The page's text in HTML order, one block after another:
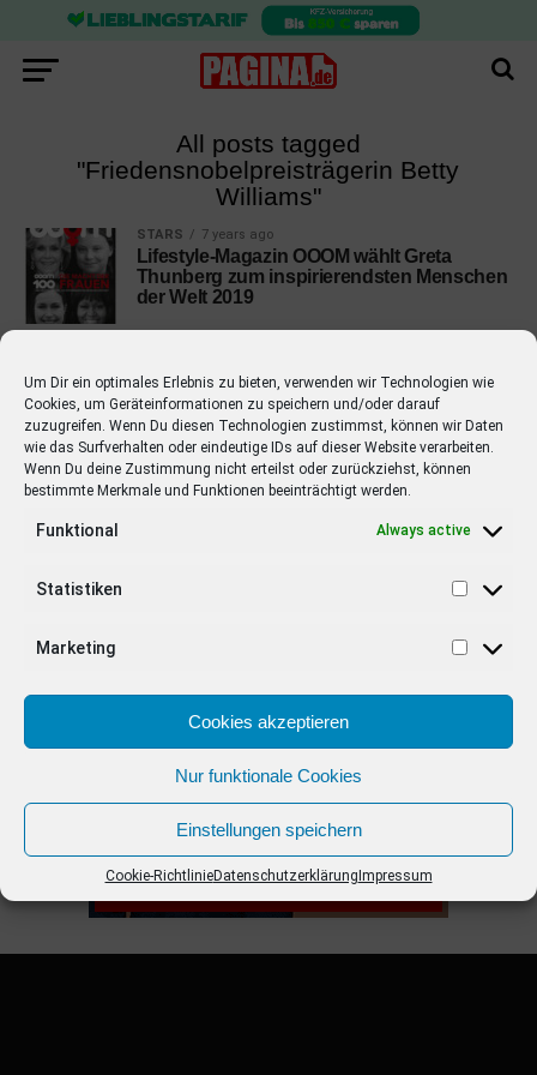
Um Dir ein optimales Erlebnis zu bieten, verwenden wir Technologien wie
Cookies, um Geräteinformationen zu speichern und/oder darauf
zuzugreifen. Wenn Du diesen Technologien zustimmst, können wir Daten
wie das Surfverhalten oder eindeutige IDs auf dieser Website verarbeiten.
Wenn Du deine Zustimmung nicht erteilst oder zurückziehst, können
bestimmte Merkmale und Funktionen beeinträchtigt werden.
Funktional Always active
Statistiken
Marketing
Cookies akzeptieren
Nur funktionale Cookies
Einstellungen speichern
Cookie-RichtlinieDatenschutzerklärung Impressum
All posts tagged
"Friedensnobelpreisträgerin Betty
Williams"
STARS 7 years ago
Lifestyle-Magazin OOOM wählt Greta
Thunberg zum inspirierendsten Menschen
der Welt 2019
EMPFOHLEN
STARS 4 years ago
Barbara Schöneberger Moderatorin
von “Verstehen Sie Spaß?”